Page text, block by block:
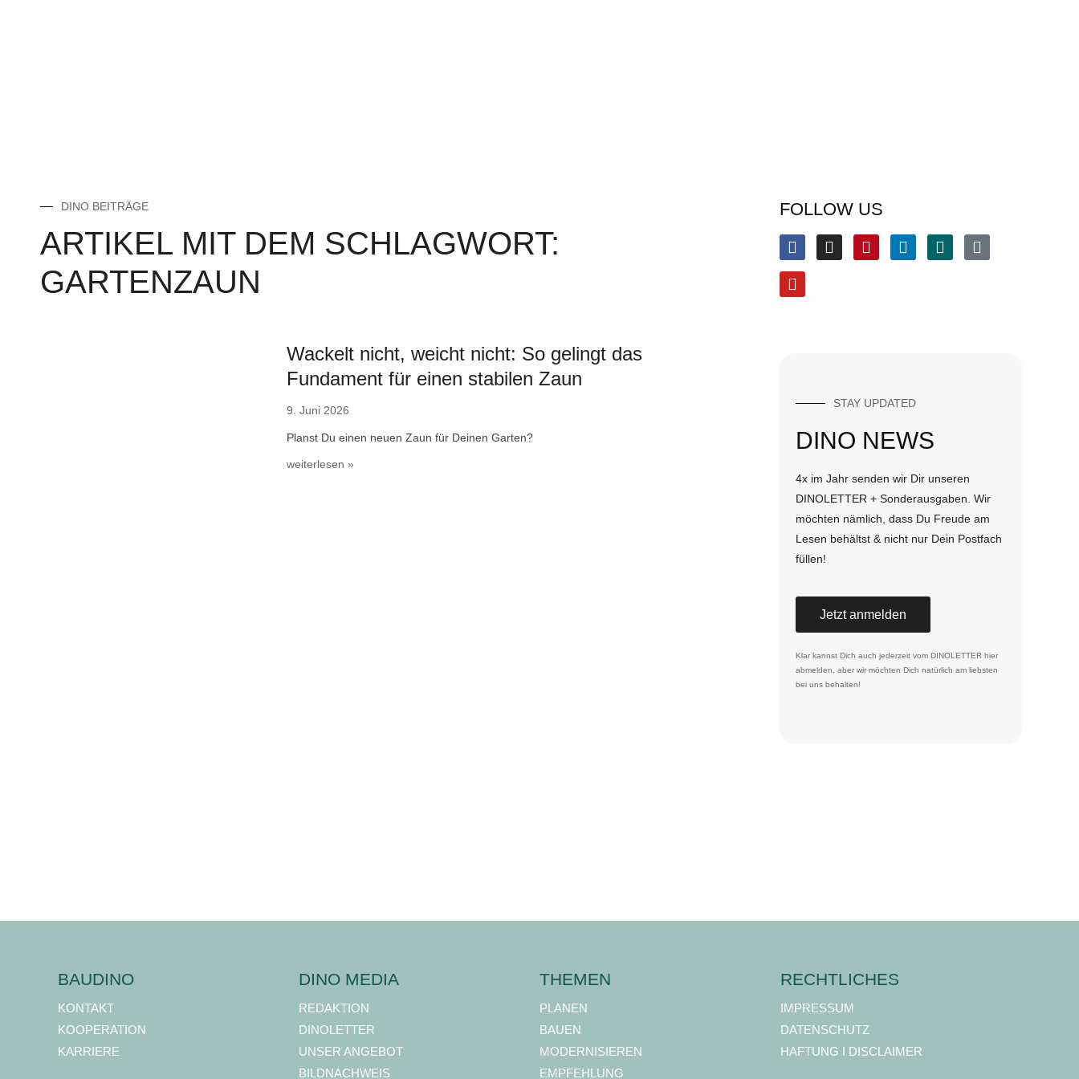
DINO BEITRÄGE
ARTIKEL MIT DEM SCHLAGWORT:
GARTENZAUN
Wackelt nicht, weicht nicht: So gelingt das
Fundament für einen stabilen Zaun
9. Juni 2026
Planst Du einen neuen Zaun für Deinen Garten?
weiterlesen »
FOLLOW US
STAY UPDATED
DINO NEWS
4x im Jahr senden wir Dir unseren
DINOLETTER + Sonderausgaben. Wir
möchten nämlich, dass Du Freude am
Lesen behältst & nicht nur Dein Postfach
füllen!
Jetzt anmelden
Klar kannst Dich auch jederzeit vom DINOLETTER hier
abmelden, aber wir möchten Dich natürlich am liebsten
bei uns behalten!
BAUDINO
KONTAKT
KOOPERATION
KARRIERE
DINO MEDIA
REDAKTION
DINOLETTER
UNSER ANGEBOT
BILDNACHWEIS
THEMEN
PLANEN
BAUEN
MODERNISIEREN
EMPFEHLUNG
RECHTLICHES
IMPRESSUM
DATENSCHUTZ
HAFTUNG I DISCLAIMER